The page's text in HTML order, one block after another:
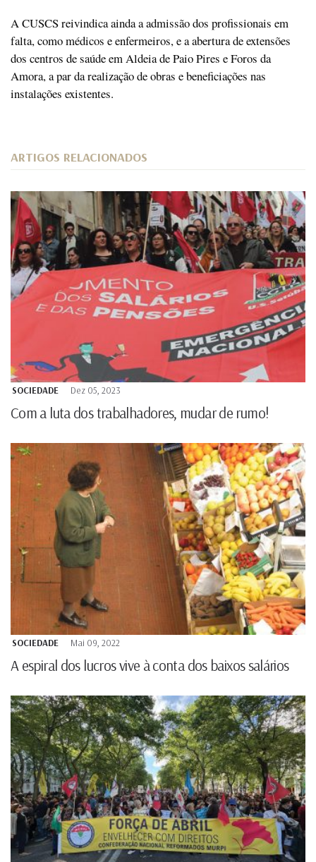
A CUSCS reivindica ainda a admissão dos profissionais em
falta, como médicos e enfermeiros, e a abertura de extensões
dos centros de saúde em Aldeia de Paio Pires e Foros da
Amora, a par da realização de obras e beneficiações nas
instalações existentes.
ARTIGOS RELACIONADOS
SOCIEDADE Dez 05, 2023
Com a luta dos trabalhadores, mudar de rumo!
SOCIEDADE Mai 09, 2022
A espiral dos lucros vive à conta dos baixos salários